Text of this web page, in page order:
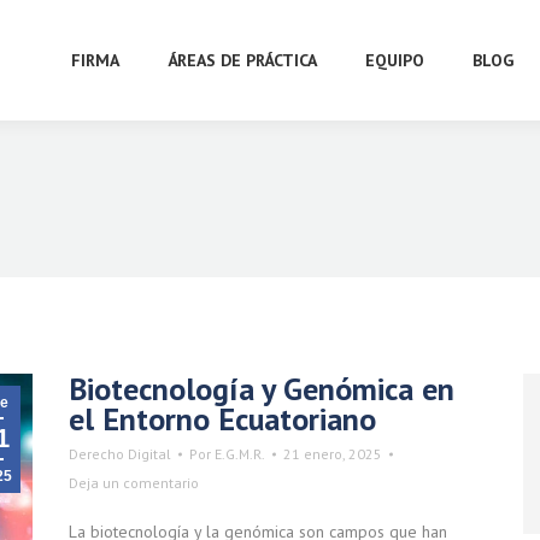
FIRMA ÁREAS DE PRÁCTICA EQUIPO BLOG
Biotecnología y Genómica en
el Entorno Ecuatoriano
Derecho Digital Por E.G.M.R.
21 enero, 2025
Deja un comentario
La biotecnología y la genómica son campos que han